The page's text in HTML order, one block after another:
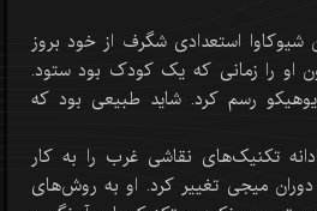
شیوکاوا استعدادی شگرف از خود بروز
او را زمانی که یک کودک بود ستود.
رسم کرد. شاید طبیعی بود که
تکنیک‌های نقاشی غرب را به کار
میجی تغییر کرد. او به روش‌های